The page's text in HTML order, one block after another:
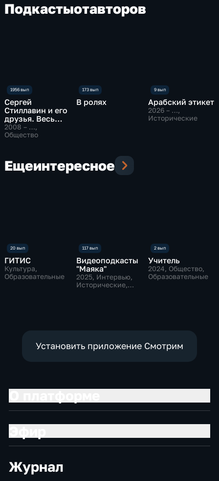
Подкастыотавторов
Сергей
Стиллавин и его
друзья. Весь
эфир
2008 – …,
Общество
В ролях Арабский этикет
2026 – …,
Исторические
Ещеинтересное
ГИТИС
Культура,
Образовательные
Видеоподкасты
"Маяка"
2025, Интервью,
Исторические,
Учитель
2024, Общество,
Образовательные
Установить приложение Смотрим
Журнал